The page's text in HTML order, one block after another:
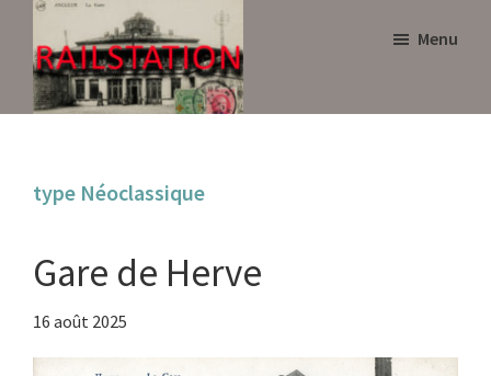
main
content
primary
sidebar
Menu
type Néoclassique
Gare de Herve
16 août 2025